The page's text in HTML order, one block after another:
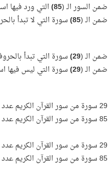
ضمن السور الـ (85) التي ورد فيها
ضمن الـ (85) سورة التي لا تبدأ
ضمن الـ (29) سورة التي تبدأ
ضمن الـ (29) سورة التي ليس فيها
29 سورة من سور القرآن الكريم عدد الآيات في كل منها يقل عن 17 آية!
85 سورة من سور القرآن الكريم عدد الآيات في كل منها 17 آية فأكثر!
29 سورة من سور القرآن الكريم عدد الآيات في كل منها 78 آية فأكثر!
85 سورة من سور القرآن الكريم عدد الآيات في كل منها أقل من 78 آية!